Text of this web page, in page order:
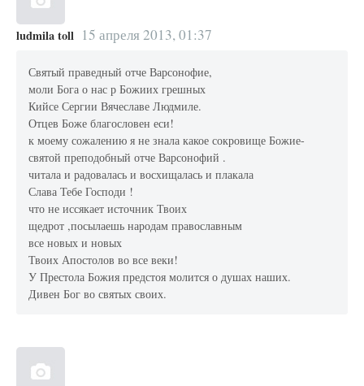
ludmila toll 15 апреля 2013, 01:37
Святый праведный отче Варсонофие,
моли Бога о нас р Божиих грешных
Кийсе Сергии Вячеславе Людмиле.
Отцев Боже благословен еси!
к моему сожалению я не знала какое сокровище Божие-
святой преподобный отче Варсонофий .
читала и радовалась и восхищалась и плакала
Слава Тебе Господи !
что не иссякает источник Твоих
щедрот ,посылаешь народам православным
все новых и новых
Твоих Апостолов во все веки!
У Престола Божия предстоя молится о душах наших.
Дивен Бог во святых своих.